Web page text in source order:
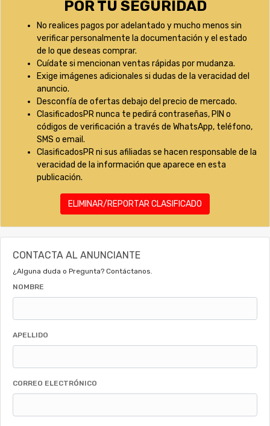
POR TU SEGURIDAD
No realices pagos por adelantado y mucho menos sin
verificar personalmente la documentación y el estado
de lo que deseas comprar.
Cuídate si mencionan ventas rápidas por mudanza.
Exige imágenes adicionales si dudas de la veracidad del
anuncio.
Desconfía de ofertas debajo del precio de mercado.
ClasificadosPR nunca te pedirá contraseñas, PIN o
códigos de verificación a través de WhatsApp, teléfono,
SMS o email.
ClasificadosPR ni sus afiliadas se hacen responsable de la
veracidad de la información que aparece en esta
publicación.
ELIMINAR/REPORTAR CLASIFICADO
CONTACTA AL ANUNCIANTE
¿Alguna duda o Pregunta? Contáctanos.
NOMBRE
APELLIDO
CORREO ELECTRÓNICO